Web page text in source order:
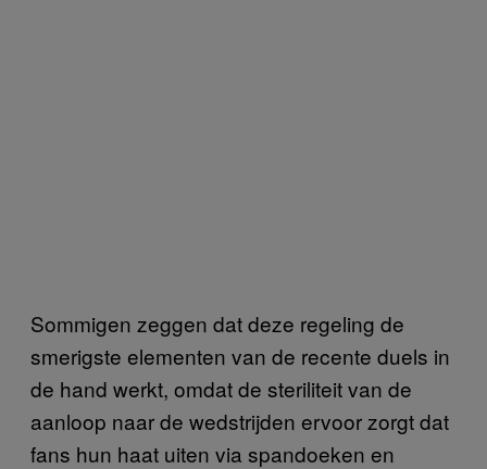
Sommigen zeggen dat deze regeling de
smerigste elementen van de recente duels in
de hand werkt, omdat de steriliteit van de
aanloop naar de wedstrijden ervoor zorgt dat
fans hun haat uiten via spandoeken en